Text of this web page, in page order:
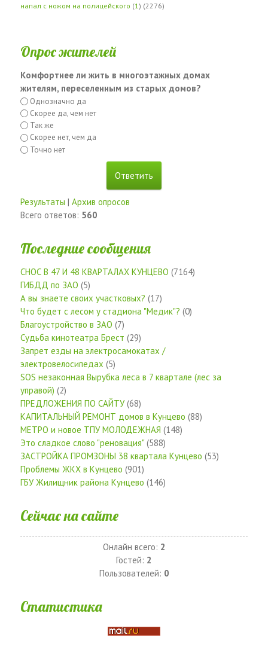
напал с ножом на полицейского (1 ) (2276)
Опрос жителей
Комфортнее ли жить в многоэтажных домах
жителям, переселенным из старых домов?
Однозначно да
Скорее да, чем нет
Так же
Скорее нет, чем да
Точно нет
Результаты | Архив опросов
Всего ответов: 560
Последние сообщения
СНОС В 47 И 48 КВАРТАЛАХ КУНЦЕВО (7164)
ГИБДД по ЗАО (5)
А вы знаете своих участковых? (17)
Что будет с лесом у стадиона "Медик"? (0)
Благоустройство в ЗАО (7)
Судьба кинотеатра Брест (29)
Запрет езды на электросамокатах /
электровелосипедах (5)
SOS незаконная Вырубка леса в 7 квартале (лес за
управой) (2)
ПРЕДЛОЖЕНИЯ ПО САЙТУ(68)
КАПИТАЛЬНЫЙ РЕМОНТ домов в Кунцево (88)
МЕТРО и новое ТПУ МОЛОДЕЖНАЯ (148)
Это сладкое слово "реновация" (588)
ЗАСТРОЙКА ПРОМЗОНЫ 38 квартала Кунцево (53)
Проблемы ЖКХ в Кунцево (901)
ГБУ Жилищник района Кунцево (146)
Сейчас на сайте
Онлайн всего: 2
Гостей: 2
Пользователей: 0
Статистика